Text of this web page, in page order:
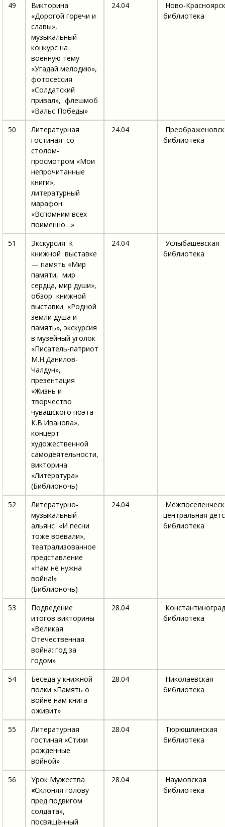
49
Викторина
«Дорогой горечи и
славы»,
музыкальный
конкурс на
военную тему
«Угадай мелодию»,
фотосессия
«Солдатский
привал», флешмоб
«Вальс Победы»
24.04
Ново-
библиотека
50
Литературная
гостиная со
столом-
просмотром «Мои
непрочитанные
книги»,
литературный
марафон
«Вспомним всех
поименно…»
24.04
библиотека
51
Экскурсия к
книжной выставке
— память «Мир
памяти, мир
сердца, мир души»,
обзор книжной
выставки «Родной
земли душа и
память», экскурсия
в музейный уголок
«Писатель-патриот
М.Н.Данилов-
Чалдун»,
презентация
«Жизнь и
творчество
чувашского поэта
К.В.Иванова»,
концерт
художественной
самодеятельности,
викторина
«Литература»
(Библионочь)
24.04
Услыбашевская
библиотека
52
Литературно-
музыкальный
альянс «И песни
тоже воевали»,
театрализованное
представление
«Нам не нужна
война!»
(Библионочь)
24.04
центральная
библиотека
53
Подведение
итогов викторины
«Великая
Отечественная
война: год за
годом»
28.04
библиотека
54
Беседа у книжной
полки «Память о
войне нам книга
оживит»
28.04
Николаевская
библиотека
55
Литературная
гостиная «Стихи
рожденные
войной»
28.04
Тюрюшлинская
библиотека
56
Урок Мужества
«Склоняя голову
пред подвигом
солдата»,
посвящённый
28.04
Наумовская
библиотека